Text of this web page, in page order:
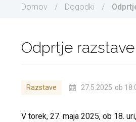
Domov / Dogodki /
Odprtje
Razstave 27.5.2025 ob
V torek, 27. maja 2025, ob 18.